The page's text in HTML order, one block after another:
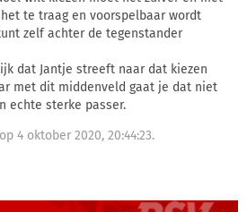
te traag en voorspelbaar wordt
zelf achter de tegenstander
dat Jantje streeft naar dat kiezen
met dit middenveld gaat je dat niet
echte sterke passer.
4 oktober 2020, 20:44:23.